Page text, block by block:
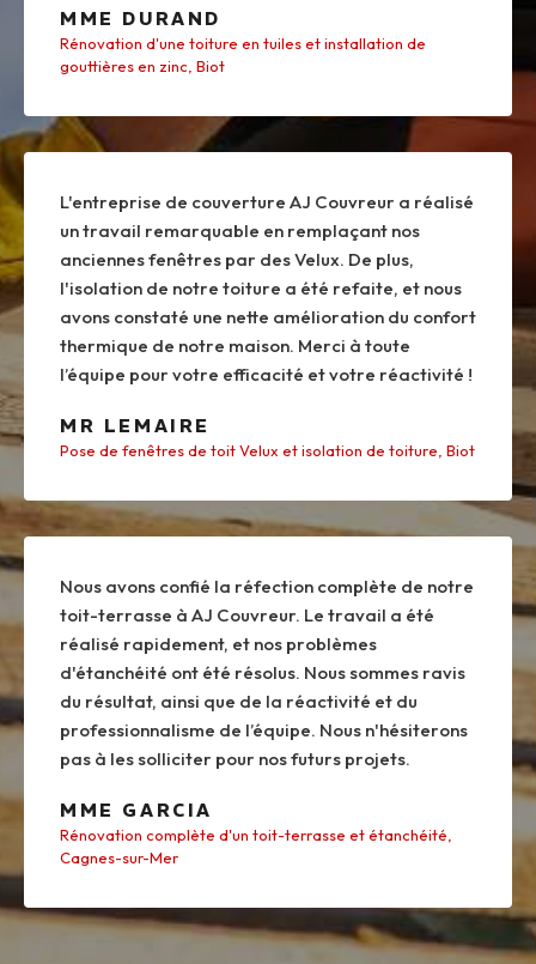
MME DURAND
Rénovation d'une toiture en tuiles et installation de
gouttières en zinc, Biot
L'entreprise de couverture AJ Couvreur a réalisé
un travail remarquable en remplaçant nos
anciennes fenêtres par des Velux. De plus,
l'isolation de notre toiture a été refaite, et nous
avons constaté une nette amélioration du confort
thermique de notre maison. Merci à toute
l’équipe pour votre efficacité et votre réactivité !
MR LEMAIRE
Pose de fenêtres de toit Velux et isolation de toiture, Biot
Nous avons confié la réfection complète de notre
toit-terrasse à AJ Couvreur. Le travail a été
réalisé rapidement, et nos problèmes
d'étanchéité ont été résolus. Nous sommes ravis
du résultat, ainsi que de la réactivité et du
professionnalisme de l’équipe. Nous n'hésiterons
pas à les solliciter pour nos futurs projets.
MME GARCIA
Rénovation complète d'un toit-terrasse et étanchéité,
Cagnes-sur-Mer